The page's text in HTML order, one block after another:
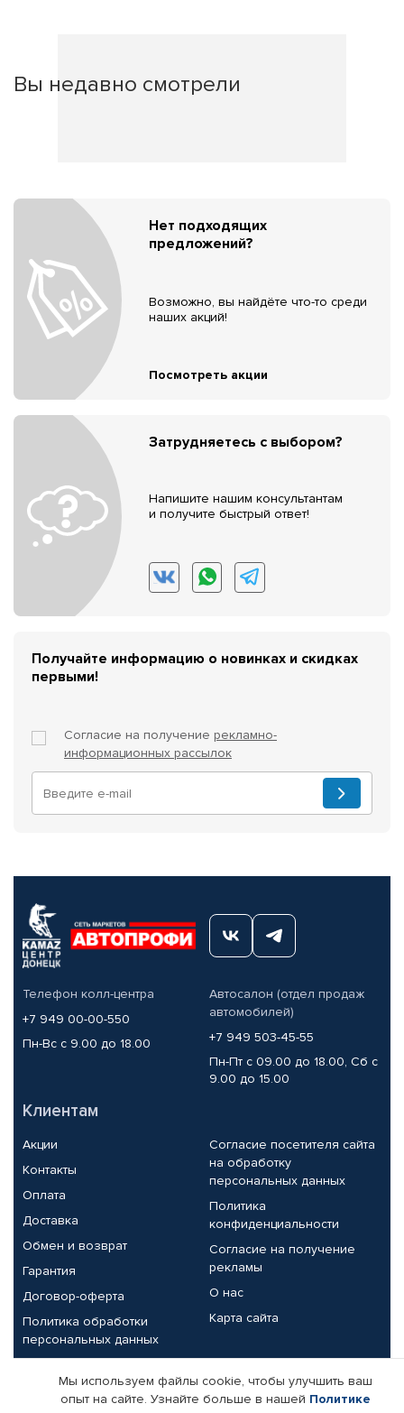
Вы недавно смотрели
Нет подходящих
предложений?
Возможно, вы найдёте что-то среди
наших акций!
Посмотреть акции
Затрудняетесь с выбором?
Напишите нашим консультантам
и получите быстрый ответ!
Получайте информацию о новинках и скидках
первыми!
Согласие на получение рекламно-
информационных рассылок
Телефон колл-центра
+7 949 00-00-550
Пн-Вс с 9.00 до 18.00
Автосалон (отдел продаж
автомобилей)
+7 949 503-45-55
Пн-Пт с 09.00 до 18.00, Сб с
9.00 до 15.00
Клиентам
Акции
Контакты
Оплата
Доставка
Обмен и возврат
Гарантия
Договор-оферта
Политика обработки
персональных данных
Согласие посетителя сайта
на обработку
персональных данных
Политика
конфиденциальности
Согласие на получение
рекламы
О нас
Карта сайта
Партнерам
Мы используем файлы cookie, чтобы улучшить ваш
опыт на сайте. Узнайте больше в нашей Политике